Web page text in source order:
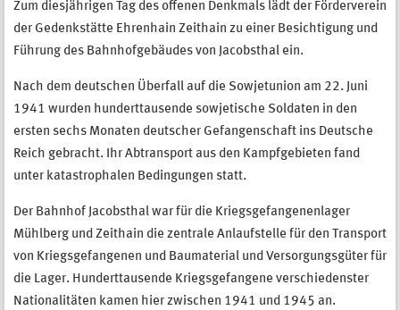
Zum diesjährigen Tag des offenen Denkmals lädt der Förderverein
der Gedenkstätte Ehrenhain Zeithain zu einer Besichtigung und
Führung des Bahnhofgebäudes von Jacobsthal ein.
Nach dem deutschen Überfall auf die Sowjetunion am 22. Juni
1941 wurden hunderttausende sowjetische Soldaten in den
ersten sechs Monaten deutscher Gefangenschaft ins Deutsche
Reich gebracht. Ihr Abtransport aus den Kampfgebieten fand
unter katastrophalen Bedingungen statt.
Der Bahnhof Jacobsthal war für die Kriegsgefangenenlager
Mühlberg und Zeithain die zentrale Anlaufstelle für den Transport
von Kriegsgefangenen und Baumaterial und Versorgungsgüter für
die Lager. Hunderttausende Kriegsgefangene verschiedenster
Nationalitäten kamen hier zwischen 1941 und 1945 an.